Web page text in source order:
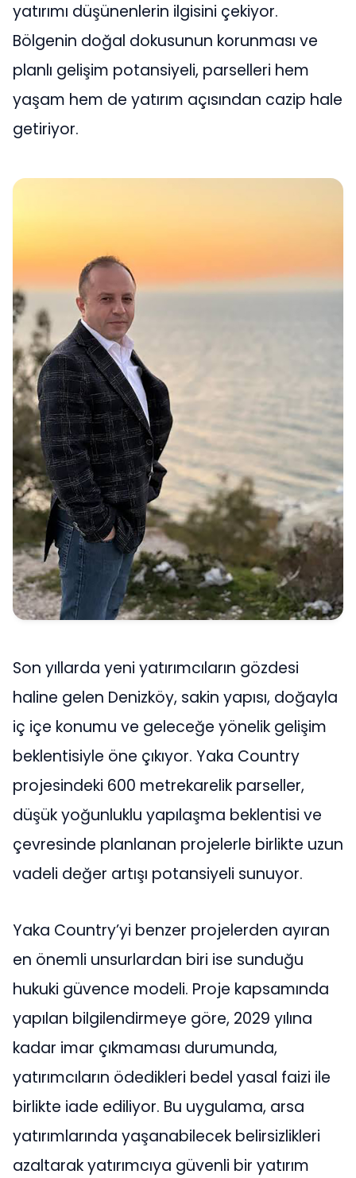
yatırımı düşünenlerin ilgisini çekiyor.
Bölgenin doğal dokusunun korunması ve
planlı gelişim potansiyeli, parselleri hem
yaşam hem de yatırım açısından cazip hale
getiriyor.
Son yıllarda yeni yatırımcıların gözdesi
haline gelen Denizköy, sakin yapısı, doğayla
iç içe konumu ve geleceğe yönelik gelişim
beklentisiyle öne çıkıyor. Yaka Country
projesindeki 600 metrekarelik parseller,
düşük yoğunluklu yapılaşma beklentisi ve
çevresinde planlanan projelerle birlikte uzun
vadeli değer artışı potansiyeli sunuyor.
Yaka Country’yi benzer projelerden ayıran
en önemli unsurlardan biri ise sunduğu
hukuki güvence modeli. Proje kapsamında
yapılan bilgilendirmeye göre, 2029 yılına
kadar imar çıkmaması durumunda,
yatırımcıların ödedikleri bedel yasal faizi ile
birlikte iade ediliyor. Bu uygulama, arsa
yatırımlarında yaşanabilecek belirsizlikleri
azaltarak yatırımcıya güvenli bir yatırım